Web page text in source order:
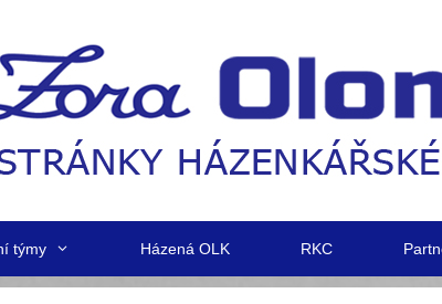
týmy Házená OLK RKC